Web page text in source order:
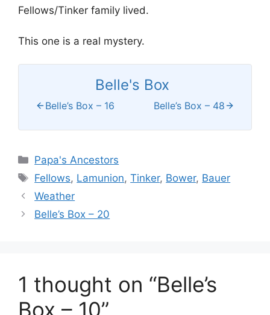
Fellows/Tinker family lived.
This one is a real mystery.
Belle's Box
Belle’s Box – 16 Belle’s Box – 48
Categories
Papa's Ancestors
Tags
Fellows, Lamunion,Tinker, Bower, Bauer
Weather
Belle’s Box – 20
1 thought on “Belle’s
Box – 10”